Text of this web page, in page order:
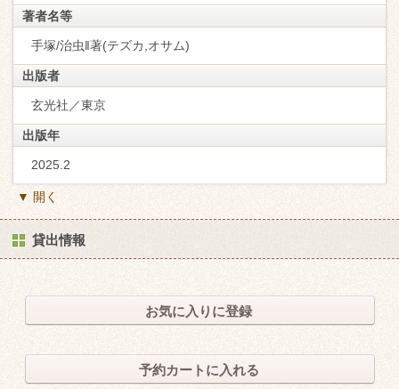
著者名等
手塚/治虫‖著(テズカ,オサム)
出版者
玄光社／東京
出版年
2025.2
▼ 開く
貸出情報
お気に入りに登録
予約カートに入れる